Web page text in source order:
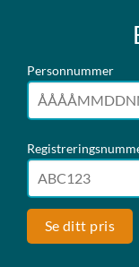
Personnummer
Se ditt pris